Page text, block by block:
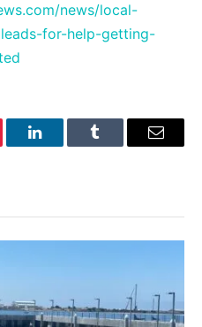
news/local-
for-help-getting-
LinkedInTumblr Email